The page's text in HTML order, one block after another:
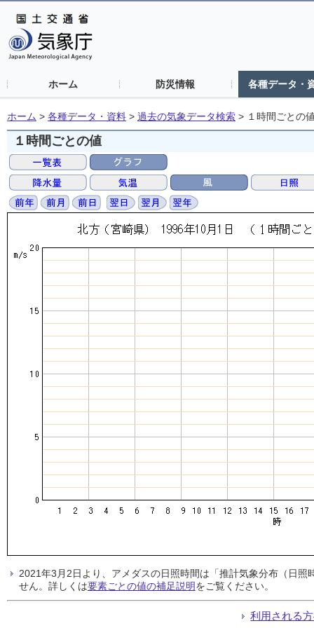
ホーム 防災情報 各種データ・
ホーム > 各種データ・資料 > 過去の気象データ検索 > １時間ごとの
１時間ごとの値
2021年3月2日より、アメダスの日照時間は「推計気象分布（日
せん。詳しくは要素ごとの値の補足説明をご覧ください。
利用される